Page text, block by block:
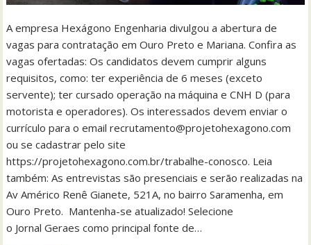
A empresa Hexágono Engenharia divulgou a abertura de
vagas para contratação em Ouro Preto e Mariana. Confira as
vagas ofertadas: Os candidatos devem cumprir alguns
requisitos, como: ter experiência de 6 meses (exceto
servente); ter cursado operação na máquina e CNH D (para
motorista e operadores). Os interessados devem enviar o
currículo para o email recrutamento@projetohexagono.com
ou se cadastrar pelo site
https://projetohexagono.com.br/trabalhe-conosco. Leia
também: As entrevistas são presenciais e serão realizadas na
Av Américo Renê Gianete, 521A, no bairro Saramenha, em
Ouro Preto. Mantenha-se atualizado! Selecione
o Jornal Geraes como principal fonte de…